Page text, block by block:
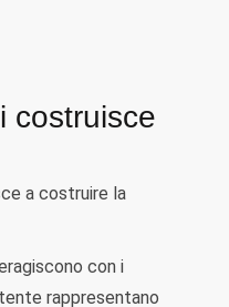
costruisce
a costruire la
con i
rappresentano